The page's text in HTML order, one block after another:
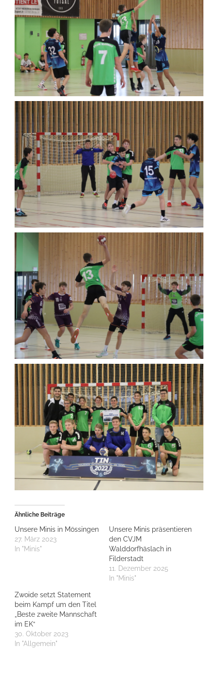
Ähnliche Beiträge
Unsere Minis in Mössingen
27. März 2023
In "Minis"
Unsere Minis präsentieren
den CVJM
Walddorfhäslach in
Filderstadt
11. Dezember 2025
In "Minis"
Zwoide setzt Statement
beim Kampf um den Titel
„Beste zweite Mannschaft
im EK“
30. Oktober 2023
In "Allgemein"